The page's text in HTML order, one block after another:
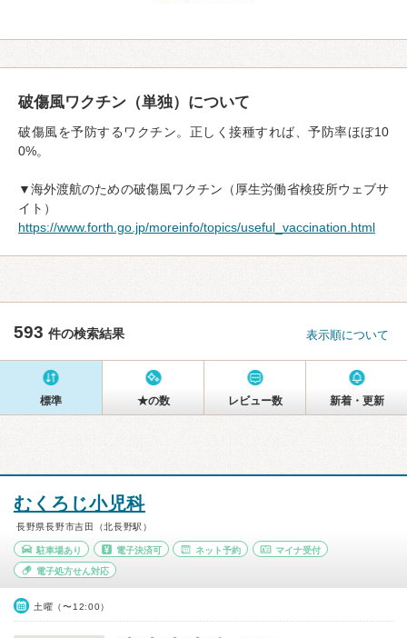
破傷風ワクチン（単独）について
破傷風を予防するワクチン。正しく接種すれば、予防率ほぼ10
0%。
▼海外渡航のための破傷風ワクチン（厚生労働省検疫所ウェブサ
イト）
https://www.forth.go.jp/moreinfo/topics/useful_vaccination.html
593 件の検索結果 表示順について
標準 ★の数 レビュー数 新着・更新
むくろじ小児科
長野県長野市吉田（北長野駅）
駐車場あり 電子決済可 ネット予約 マイナ受付
電子処方せん対応
土曜（〜12:00）